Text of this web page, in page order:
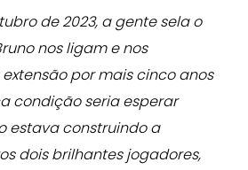
de 2023, a gente sela o
nos ligam e nos
por mais cinco anos
condição seria esperar
estava construindo a
dois brilhantes jogadores,